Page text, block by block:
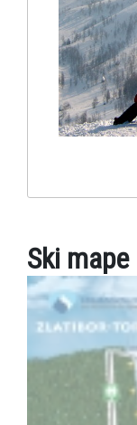
Ski mape